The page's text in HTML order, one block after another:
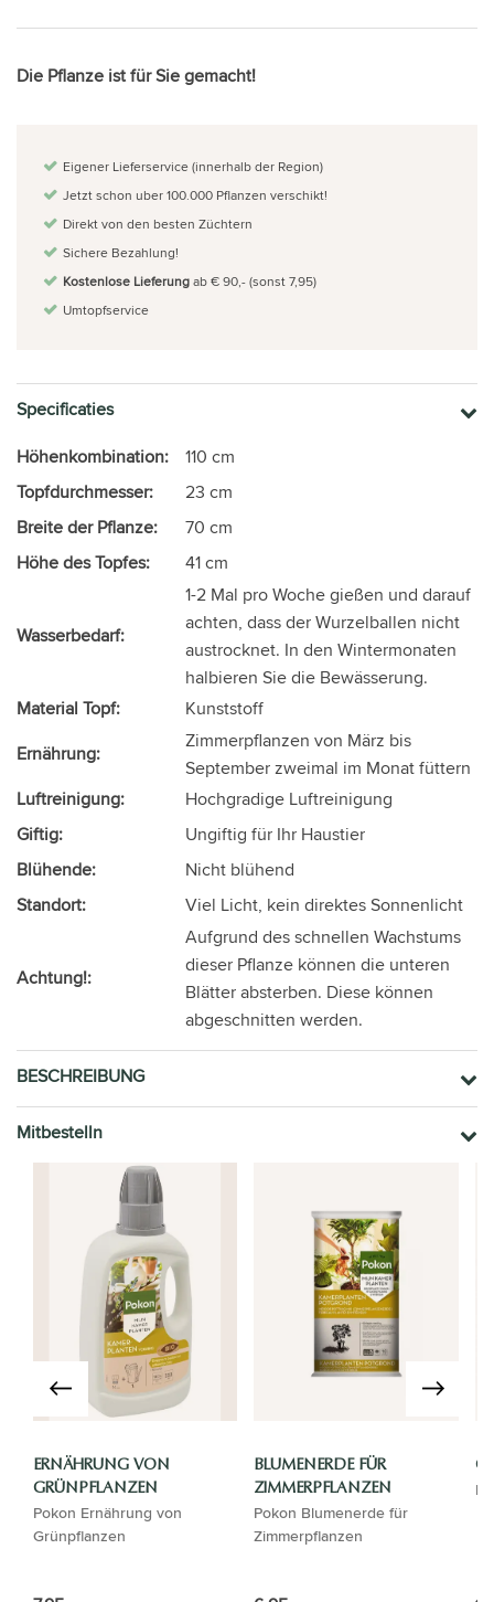
Die Pflanze ist für Sie gemacht!
Eigener Lieferservice (innerhalb der Region)
Jetzt schon uber 100.000 Pflanzen verschikt!
Direkt von den besten Züchtern
Sichere Bezahlung!
Kostenlose Lieferungab € 90,- (sonst 7,95)
Umtopfservice
Specificaties
Höhenkombination:
110 cm
Topfdurchmesser:
23 cm
Breite der Pflanze:
70 cm
Höhe des Topfes:
41 cm
Wasserbedarf:
1-2 Mal pro Woche gießen und darauf
achten, dass der Wurzelballen nicht
austrocknet. In den Wintermonaten
halbieren Sie die Bewässerung.
Material Topf:
Kunststoff
Ernährung:
Zimmerpflanzen von März bis
September zweimal im Monat füttern
Luftreinigung:
Hochgradige Luftreinigung
Giftig:
Ungiftig für Ihr Haustier
Blühende:
Nicht blühend
Standort:
Viel Licht, kein direktes Sonnenlicht
Achtung!:
Aufgrund des schnellen Wachstums
dieser Pflanze können die unteren
Blätter absterben. Diese können
abgeschnitten werden.
BESCHREIBUNG
Mitbestelln
ERNÄHRUNG VON
GRÜNPFLANZEN
Pokon Ernährung von
Grünpflanzen
BLUMENERDE FÜR
ZIMMERPFLANZEN
Pokon Blumenerde für
Zimmerpflanzen